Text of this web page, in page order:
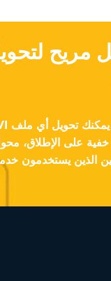
على الإطلاق،
يستخدمون خدمتنا